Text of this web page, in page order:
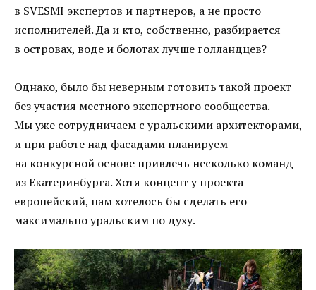
в SVESMI экспертов и партнеров, а не просто
исполнителей. Да и кто, собственно, разбирается
в островах, воде и болотах лучше голландцев?
Однако, было бы неверным готовить такой проект
без участия местного экспертного сообщества.
Мы уже сотрудничаем с уральскими архитекторами,
и при работе над фасадами планируем
на конкурсной основе привлечь несколько команд
из Екатеринбурга. Хотя концепт у проекта
европейский, нам хотелось бы сделать его
максимально уральским по духу.